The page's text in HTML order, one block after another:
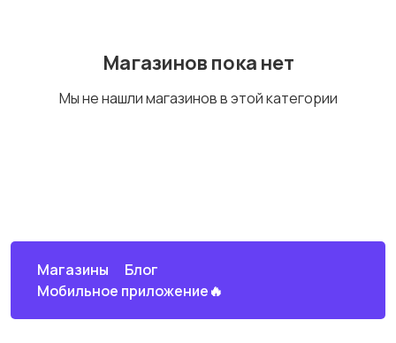
Telegram каналы
Яндекс Дзен
Магазинов пока нет
Мы не нашли магазинов в этой категории
Магазины
Блог
Мобильное приложение🔥